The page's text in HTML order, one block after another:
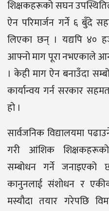
शिक्षकहरूको सघन
ऐन परिमार्जन गर्ने ६ बुँदे
लिएका छन् । यद्यपि ४०
आफ्नो माग पूरा नभएकाले
। केही माग ऐन बनाउँदा
कार्यान्वय गर्न सरकार
हो ।
सार्वजनिक विद्यालयमा
गरी आंशिक शिक्षकहरूको
सम्बोधन गर्ने जनाइएको
कानुनलाई संशोधन र
मस्यौदा तयार गरेपछि